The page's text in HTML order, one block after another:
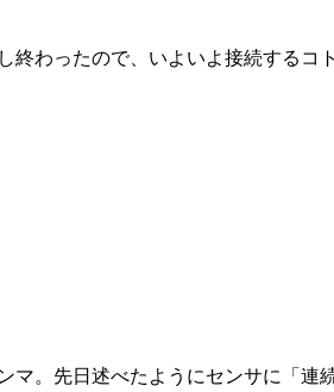
わったので、いよいよ接続するコ
マ。先日述べたようにセンサに「連